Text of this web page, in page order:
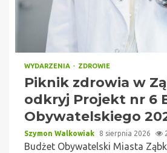
WYDARZENIA ZDROWIE
Piknik zdrowia w
odkryj Projekt nr 6
Obywatelskiego
Szymon Walkowiak 8 sierpnia 2026
Budżet Obywatelski Miasta